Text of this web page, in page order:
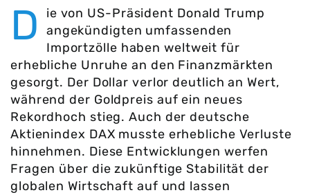
D
ie von US-Präsident Donald Trump
angekündigten umfassenden
Importzölle haben weltweit für
erhebliche Unruhe an den Finanzmärkten
gesorgt. Der Dollar verlor deutlich an Wert,
während der Goldpreis auf ein neues
Rekordhoch stieg. Auch der deutsche
Aktienindex DAX musste erhebliche Verluste
hinnehmen. Diese Entwicklungen werfen
Fragen über die zukünftige Stabilität der
globalen Wirtschaft auf und lassen